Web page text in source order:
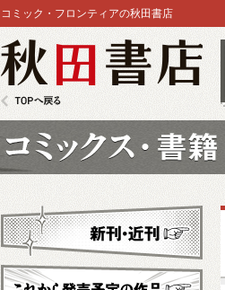
コミック・フロンティアの秋田書店
新刊・近刊